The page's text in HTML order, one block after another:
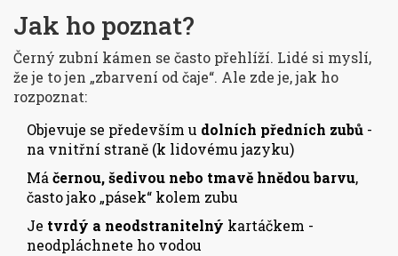
Jak ho poznat?
Černý zubní kámen se často přehlíží. Lidé si myslí,
že je to jen „zbarvení od čaje“. Ale zde je, jak ho
rozpoznat:
Objevuje se především u dolních předních zubů -
na vnitřní straně (k lidovému jazyku)
Máčernou, šedivou nebo tmavě hnědou barvu,
často jako „pásek“ kolem zubu
Je tvrdý a neodstranitelný kartáčkem -
neodpláchnete ho vodou